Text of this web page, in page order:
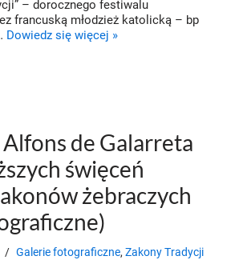
– dorocznego festiwalu
francuską młodzież katolicką – bp
Dowiedz się więcej »
Alfons de Galarreta
święceń
żebraczych
Galerie fotograficzne, Zakony Tradycji